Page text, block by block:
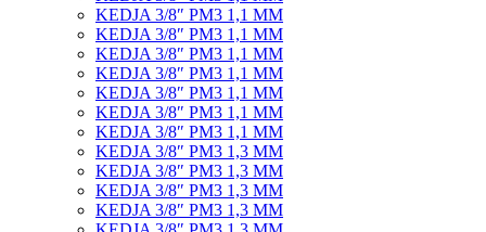
KEDJA 3/8″ PM3 1,1 MM
KEDJA 3/8″ PM3 1,1 MM
KEDJA 3/8″ PM3 1,1 MM
KEDJA 3/8″ PM3 1,1 MM
KEDJA 3/8″ PM3 1,1 MM
KEDJA 3/8″ PM3 1,1 MM
KEDJA 3/8″ PM3 1,1 MM
KEDJA 3/8″ PM3 1,3 MM
KEDJA 3/8″ PM3 1,3 MM
KEDJA 3/8″ PM3 1,3 MM
KEDJA 3/8″ PM3 1,3 MM